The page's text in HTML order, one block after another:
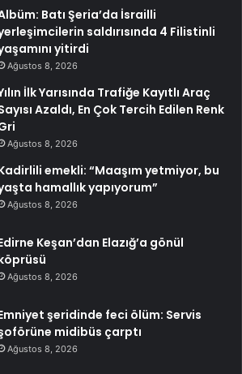
Batı Şeria’da İsrailli
saldırısında 4 Filistinli
yitirdi
Ağustos 8, 2026
İlk Yarısında Trafiğe Kayıtlı Araç
Azaldı, En Çok Tercih Edilen Renk
Ağustos 8, 2026
emekli: “Maaşım yetmiyor, bu
hamallık yapıyorum”
Ağustos 8, 2026
Keşan’dan Elazığ’a gönül
Ağustos 8, 2026
şeridinde feci ölüm: Servis
midibüs çarptı
Ağustos 8, 2026